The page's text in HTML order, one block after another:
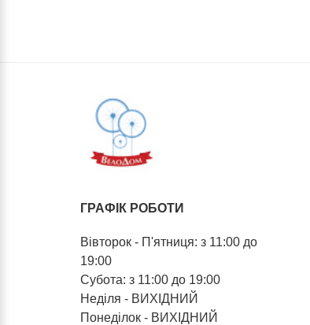
ГРАФІК РОБОТИ
Вівторок - П'ятниця: з 11:00 до
19:00
Субота: з 11:00 до 19:00
Неділя - ВИХІДНИЙ
Понеділок - ВИХІДНИЙ